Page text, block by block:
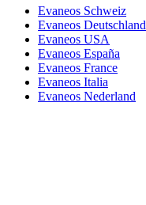
Evaneos Schweiz
Evaneos Deutschland
Evaneos USA
Evaneos España
Evaneos France
Evaneos Italia
Evaneos Nederland